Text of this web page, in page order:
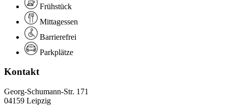
Frühstück
Mittagessen
Barrierefrei
Parkplätze
Kontakt
Georg-Schumann-Str. 171
04159 Leipzig